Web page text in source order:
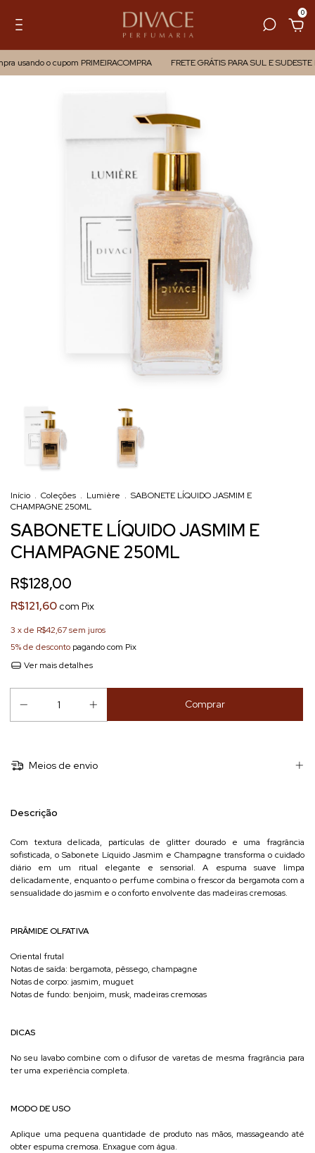
0
usando o cupom PRIMEIRACOMPRA FRETE GRÁTIS PARA SUL E
Início . Coleções . Lumière . SABONETE LÍQUIDO JASMIM E
CHAMPAGNE 250ML
SABONETE LÍQUIDO JASMIM E
CHAMPAGNE 250ML
R$128,00
R$121,60 com Pix
3 x de R$42,67sem juros
5% de desconto pagando com Pix
Ver mais detalhes
Meios de envio
Descrição
Com textura delicada, partículas de glitter dourado e uma fragrância
sofisticada, o Sabonete Líquido Jasmim e Champagne transforma o cuidado
diário em um ritual elegante e sensorial. A espuma suave limpa
delicadamente, enquanto o perfume combina o frescor da bergamota com a
sensualidade do jasmim e o conforto envolvente das madeiras cremosas.
PIRÂMIDE OLFATIVA
Oriental frutal
Notas de saída: bergamota, pêssego, champagne
Notas de corpo: jasmim, muguet
Notas de fundo: benjoim, musk, madeiras cremosas
DICAS
No seu lavabo combine com o difusor de varetas de mesma fragrância para
ter uma experiência completa.
MODO DE USO
Aplique uma pequena quantidade de produto nas mãos, massageando até
obter espuma cremosa. Enxague com água.